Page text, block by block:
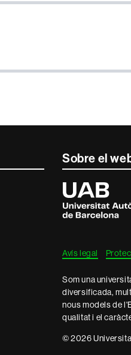
Sobre el
Universitat
Autònoma
de
Barcelona
Avís legal
Som una
diversificada,
nous models de
qualitat i el
© 2026